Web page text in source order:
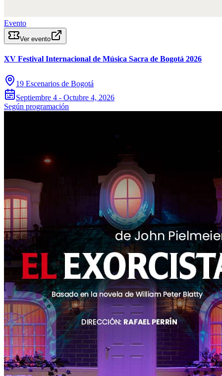
Evento
Ver evento
XV Festival Internacional de Música Sacra de Bogotá 2026
19 Escenarios de Bogotá
Septiembre 4 - Octubre 4, 2026
Según programación